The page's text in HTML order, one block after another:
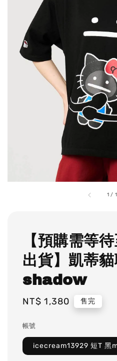
1 / 1
【預購需等
出貨】凱蒂貓
shadow
Regular
NT$ 1,380 售完
帳號
icecream13929 短T 黑